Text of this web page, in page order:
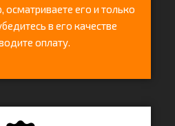
осматриваете его и только
в его качестве
оплату.